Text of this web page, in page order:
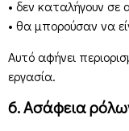
• δεν καταλήγουν
• θα μπορούσαν να
Αυτό αφήνει
εργασία.
6. Ασάφεια